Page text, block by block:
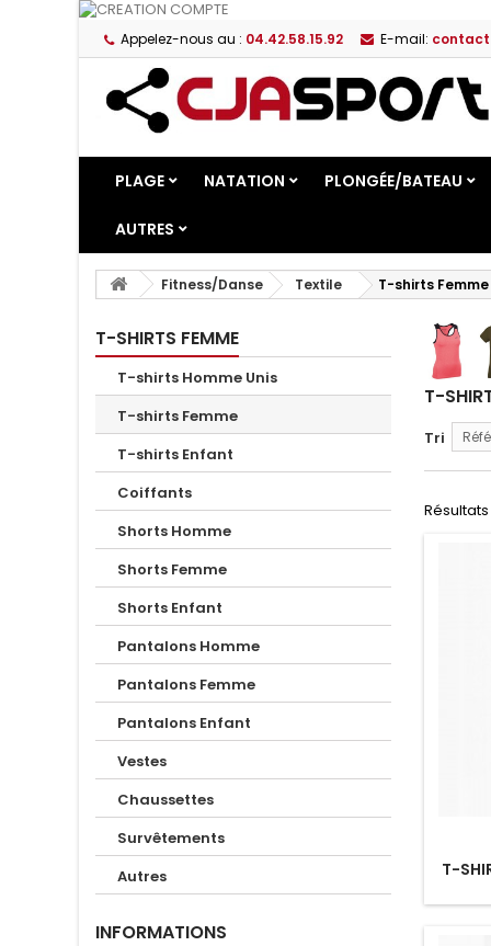
Appelez-nous au : 04.42.58.15.92 E-mail:
PLAGE NATATION PLONGÉE/BATEAU
AUTRES
Fitness/Danse Textile T-shirts Femme
T-SHIRTS FEMME
T-shirts Homme Unis
T-shirts Femme
T-shirts Enfant
Coiffants
Shorts Homme
Shorts Femme
Shorts Enfant
Pantalons Homme
Pantalons Femme
Pantalons Enfant
Vestes
Chaussettes
Survêtements
Autres
INFORMATIONS
T-
Tri
Résultats
T-